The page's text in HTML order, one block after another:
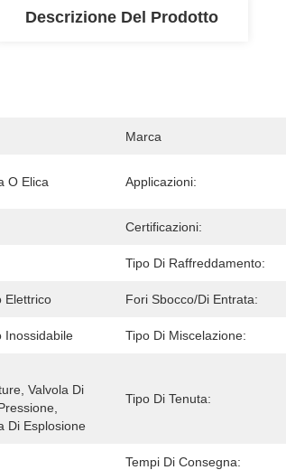
Descrizione Del Prodotto
Marca
O Elica Applicazioni:
Certificazioni:
Tipo Di Raffreddamento:
Elettrico Fori Sbocco/di Entrata:
Inossidabile Tipo Di Miscelazione:
Valvola Di
Di Esplosione
Tipo Di Tenuta:
Tempi Di Consegna: